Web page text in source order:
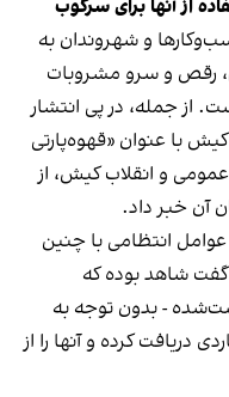
از آنها برای سرکوب
و شهروندان به
رقص و سرو مشروبات
از جمله، در پی انتشار
کیش با عنوان «قهوه‌پارتی
و انقلاب کیش، از
آن خبر داد.
عوامل انتظامی با چنین
گفت شاهد بوده که
- بدون توجه به
دریافت کرده و آنها را از